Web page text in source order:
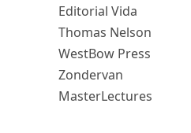
Editorial Vida
Thomas Nelson
WestBow Press
Zondervan
MasterLectures